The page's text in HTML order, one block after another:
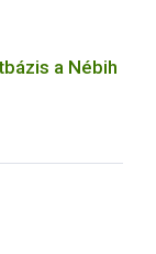
a Nébih